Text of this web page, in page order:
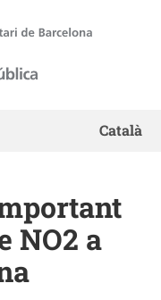
de Barcelona
Català
NO2 a